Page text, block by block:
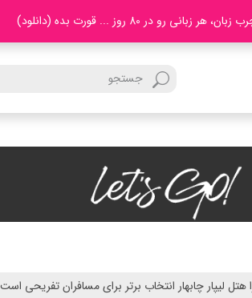
زبانی رو در 80 روز ... قورت بده (دانلود)
هتل لیپار چابهار انتخاب برتر برای مسافران تفریحی